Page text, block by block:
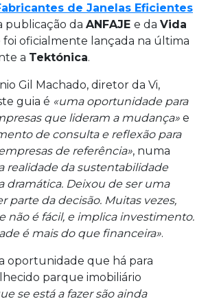
de Janelas Eficientes
publicação da ANFAJE e da Vida
foi oficialmente lançada na última
a Tektónica.
Gil Machado, diretor da Vi,
guia é «uma oportunidade para
que lideram a mudança» e
de consulta e reflexão para
de referência», numa
realidade da sustentabilidade
dramática. Deixou de ser uma
parte da decisão. Muitas vezes,
não é fácil, e implica investimento.
é mais do que financeira».
oportunidade que há para
parque imobiliário
se está a fazer são ainda